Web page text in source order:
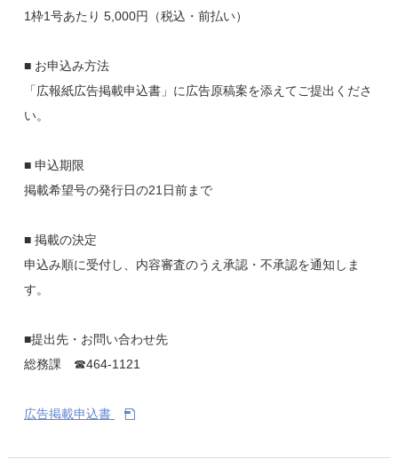
1枠1号あたり 5,000円（税込・前払い）
■ お申込み方法
「広報紙広告掲載申込書」に広告原稿案を添えてご提出くださ
い。
■ 申込期限
掲載希望号の発行日の21日前まで
■ 掲載の決定
申込み順に受付し、内容審査のうえ承認・不承認を通知しま
す。
■提出先・お問い合わせ先
総務課 ☎464-1121
広告掲載申込書